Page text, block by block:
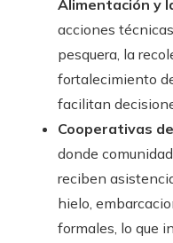
Alimentación y
acciones
pesquera, la
fortalecimiento
facilitan
Cooperativas
donde
reciben
hielo,
formales, lo que